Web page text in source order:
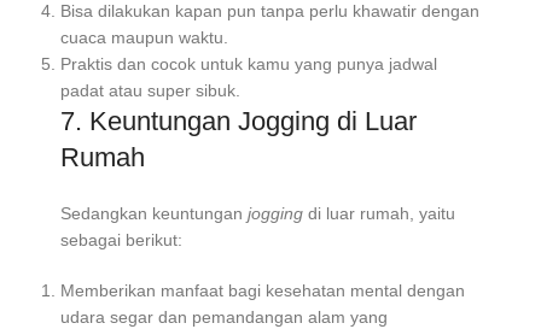
Bisa dilakukan kapan pun tanpa perlu khawatir dengan
cuaca maupun waktu.
Praktis dan cocok untuk kamu yang punya jadwal
padat atau super sibuk.
7. Keuntungan Jogging di Luar
Rumah
Sedangkan keuntungan jogging di luar rumah, yaitu
sebagai berikut:
Memberikan manfaat bagi kesehatan mental dengan
udara segar dan pemandangan alam yang